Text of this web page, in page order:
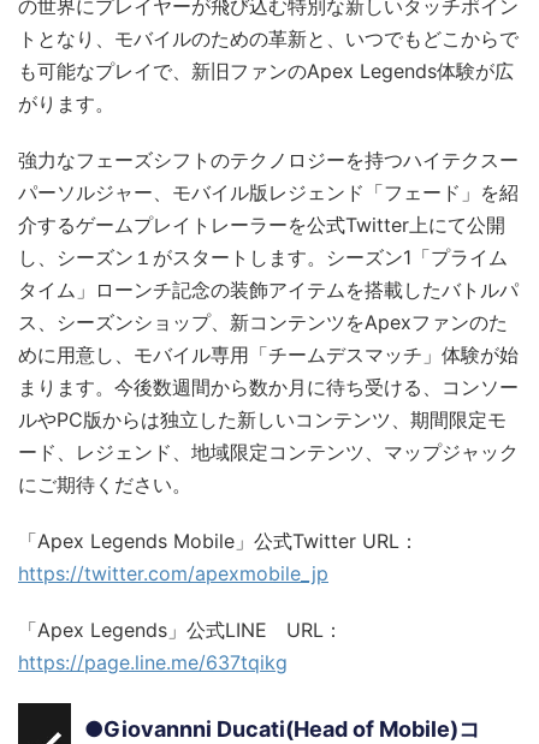
の世界にプレイヤーが飛び込む特別な新しいタッチポイン
トとなり、モバイルのための革新と、いつでもどこからで
も可能なプレイで、新旧ファンのApex Legends体験が広
がります。
強力なフェーズシフトのテクノロジーを持つハイテクスー
パーソルジャー、モバイル版レジェンド「フェード」を紹
介するゲームプレイトレーラーを公式Twitter上にて公開
し、シーズン１がスタートします。シーズン1「プライム
タイム」ローンチ記念の装飾アイテムを搭載したバトルパ
ス、シーズンショップ、新コンテンツをApexファンのた
めに用意し、モバイル専用「チームデスマッチ」体験が始
まります。今後数週間から数か月に待ち受ける、コンソー
ルやPC版からは独立した新しいコンテンツ、期間限定モ
ード、レジェンド、地域限定コンテンツ、マップジャック
にご期待ください。
「Apex Legends Mobile」公式Twitter URL：
https://twitter.com/apexmobile_jp
「Apex Legends」公式LINE URL：
https://page.line.me/637tqikg
●Giovannni Ducati(Head of Mobile)コ